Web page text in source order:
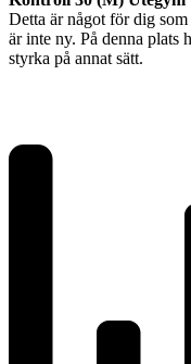
Detta är något för dig
är inte ny. På denna plats
styrka på annat sätt.